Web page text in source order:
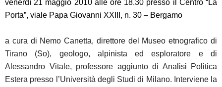
venerdì 21 maggio 2010 alle ore 18.30 presso il Centro “La
Porta”, viale Papa Giovanni XXIII, n. 30 – Bergamo
a cura di Nemo Canetta, direttore del Museo etnografico di
Tirano (So), geologo, alpinista ed esploratore e di
Alessandro Vitale, professore aggiunto di Analisi Politica
Estera presso l’Università degli Studi di Milano. Interviene la